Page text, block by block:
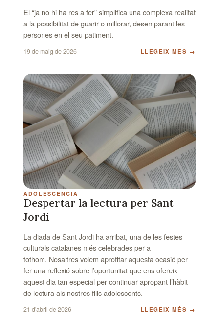
El “ja no hi ha res a fer” simplifica una complexa realitat
a la possibilitat de guarir o millorar, desemparant les
persones en el seu patiment.
19 de maig de 2026 LLEGEIX MÉS →
ADOLESCENCIA
Despertar la lectura per Sant
Jordi
La diada de Sant Jordi ha arribat, una de les festes
culturals catalanes més celebrades per a
tothom. Nosaltres volem aprofitar aquesta ocasió per
fer una reflexió sobre l’oportunitat que ens ofereix
aquest dia tan especial per continuar apropant l’hàbit
de lectura als nostres fills adolescents.
21 d'abril de 2026 LLEGEIX MÉS →